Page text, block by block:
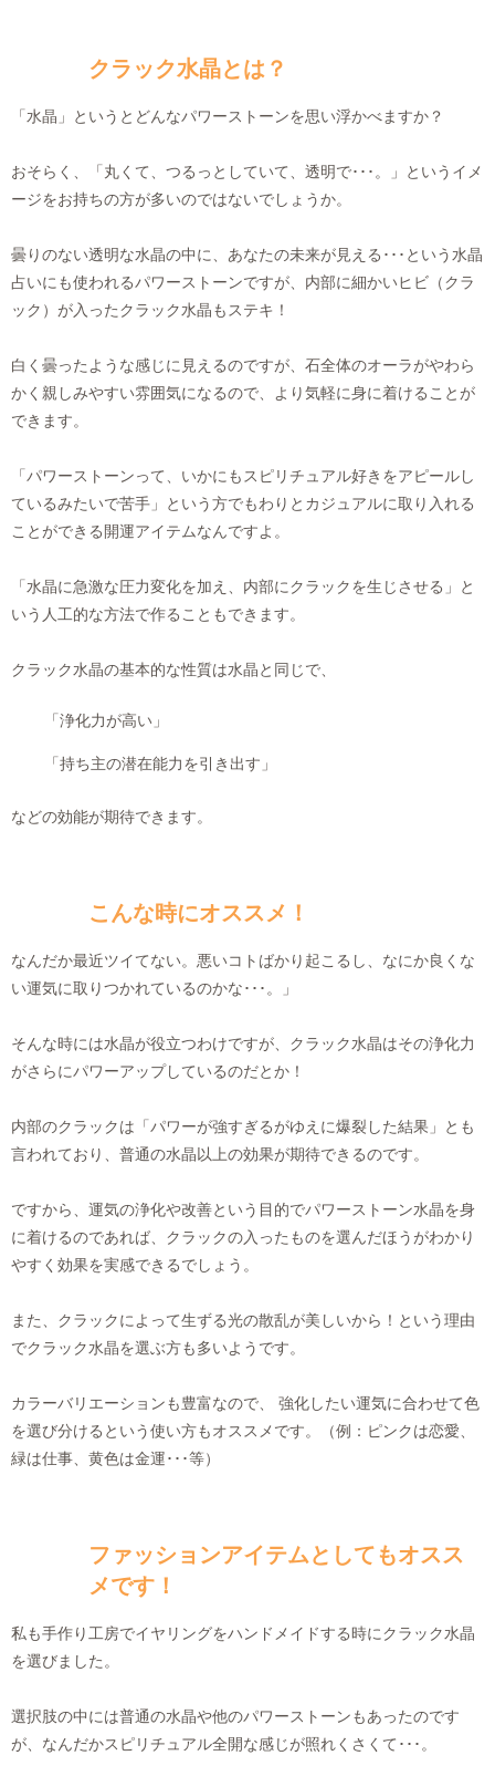
クラック水晶とは？
「水晶」というとどんなパワーストーンを思い浮かべますか？
おそらく、「丸くて、つるっとしていて、透明で･･･。」というイメ
ージをお持ちの方が多いのではないでしょうか。
曇りのない透明な水晶の中に、あなたの未来が見える･･･という水晶
占いにも使われるパワーストーンですが、内部に細かいヒビ（クラ
ック）が入ったクラック水晶もステキ！
白く曇ったような感じに見えるのですが、石全体のオーラがやわら
かく親しみやすい雰囲気になるので、より気軽に身に着けることが
できます。
「パワーストーンって、いかにもスピリチュアル好きをアピールし
ているみたいで苦手」という方でもわりとカジュアルに取り入れる
ことができる開運アイテムなんですよ。
「水晶に急激な圧力変化を加え、内部にクラックを生じさせる」と
いう人工的な方法で作ることもできます。
クラック水晶の基本的な性質は水晶と同じで、
「浄化力が高い」
「持ち主の潜在能力を引き出す」
などの効能が期待できます。
こんな時にオススメ！
なんだか最近ツイてない。悪いコトばかり起こるし、なにか良くな
い運気に取りつかれているのかな･･･。」
そんな時には水晶が役立つわけですが、クラック水晶はその浄化力
がさらにパワーアップしているのだとか！
内部のクラックは「パワーが強すぎるがゆえに爆裂した結果」とも
言われており、普通の水晶以上の効果が期待できるのです。
ですから、運気の浄化や改善という目的でパワーストーン水晶を身
に着けるのであれば、クラックの入ったものを選んだほうがわかり
やすく効果を実感できるでしょう。
また、クラックによって生ずる光の散乱が美しいから！という理由
でクラック水晶を選ぶ方も多いようです。
カラーバリエーションも豊富なので、 強化したい運気に合わせて色
を選び分けるという使い方もオススメです。（例：ピンクは恋愛、
緑は仕事、黄色は金運･･･等）
ファッションアイテムとしてもオスス
メです！
私も手作り工房でイヤリングをハンドメイドする時にクラック水晶
を選びました。
選択肢の中には普通の水晶や他のパワーストーンもあったのです
が、なんだかスピリチュアル全開な感じが照れくさくて･･･。